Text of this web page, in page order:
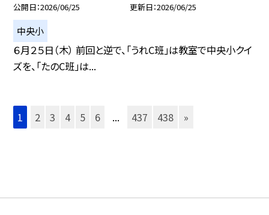
公開日 2026/06/25 更新日 2026/06/25
中央小
６月２５日（木） 前回と逆で、「うれC班」は教室で中央小クイ
ズを、「たのC班」は...
1 2 3 4 5 6 ... 437 438 »